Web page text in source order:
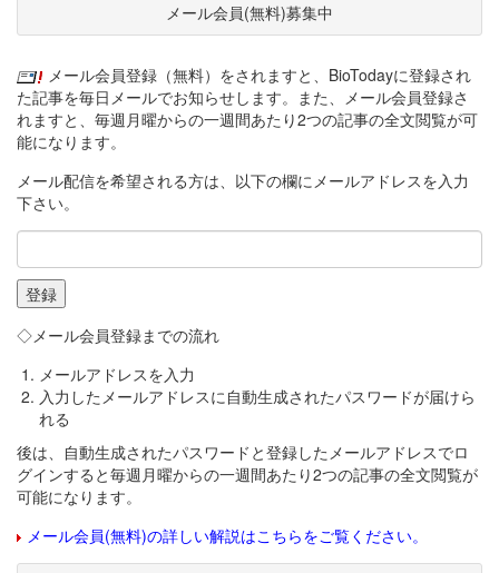
メール会員(無料)募集中
メール会員登録（無料）をされますと、BioTodayに登録され
た記事を毎日メールでお知らせします。また、メール会員登録さ
れますと、毎週月曜からの一週間あたり2つの記事の全文閲覧が可
能になります。
メール配信を希望される方は、以下の欄にメールアドレスを入力
下さい。
◇メール会員登録までの流れ
メールアドレスを入力
入力したメールアドレスに自動生成されたパスワードが届けら
れる
後は、自動生成されたパスワードと登録したメールアドレスでロ
グインすると毎週月曜からの一週間あたり2つの記事の全文閲覧が
可能になります。
メール会員(無料)の詳しい解説はこちらをご覧ください。